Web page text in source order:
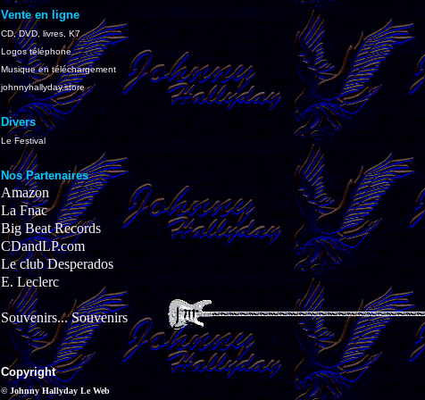
Vente en ligne
CD, DVD, livres, K7
Logos téléphone
Musique en téléchargement
johnnyhallyday.store
Divers
Le Festival
Nos Partenaires
Amazon
La Fnac
Big Beat Records
CDandLP.com
Le club Desperados
E. Leclerc
Souvenirs... Souvenirs
Copyright
© Johnny Hallyday Le Web